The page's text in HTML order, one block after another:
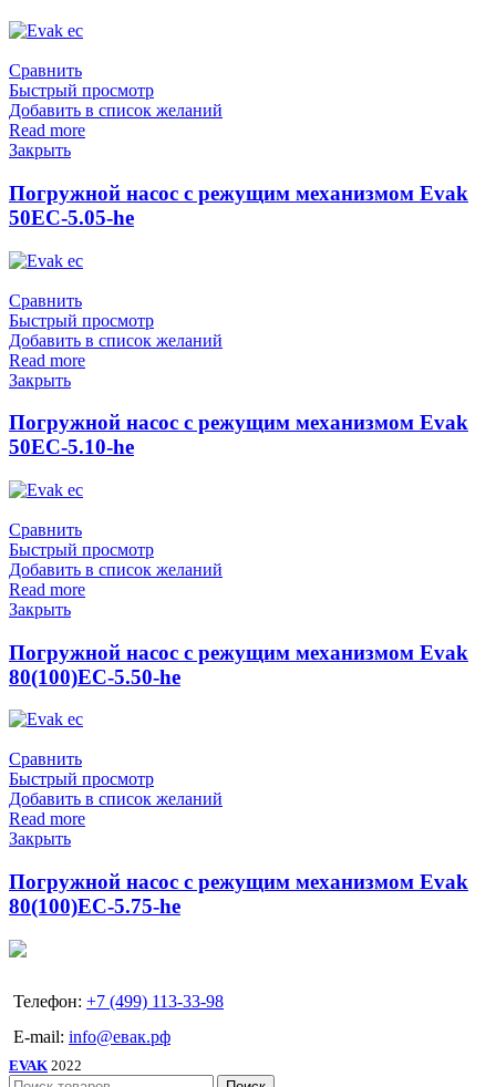
Сравнить
Быстрый просмотр
Добавить в список желаний
Read more
Закрыть
Погружной насос с режущим механизмом Evak
50EC-5.05-he
Сравнить
Быстрый просмотр
Добавить в список желаний
Read more
Закрыть
Погружной насос с режущим механизмом Evak
50EC-5.10-he
Сравнить
Быстрый просмотр
Добавить в список желаний
Read more
Закрыть
Погружной насос с режущим механизмом Evak
80(100)EC-5.50-he
Сравнить
Быстрый просмотр
Добавить в список желаний
Read more
Закрыть
Погружной насос с режущим механизмом Evak
80(100)EC-5.75-he
Телефон: +7 (499) 113-33-98
E-mail: info@евак.рф
EVAK 2022